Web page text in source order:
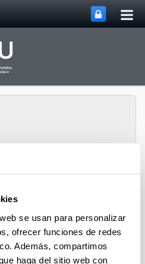
se usan para personalizar
ofrecer funciones de redes
Además, compartimos
haga del sitio web con